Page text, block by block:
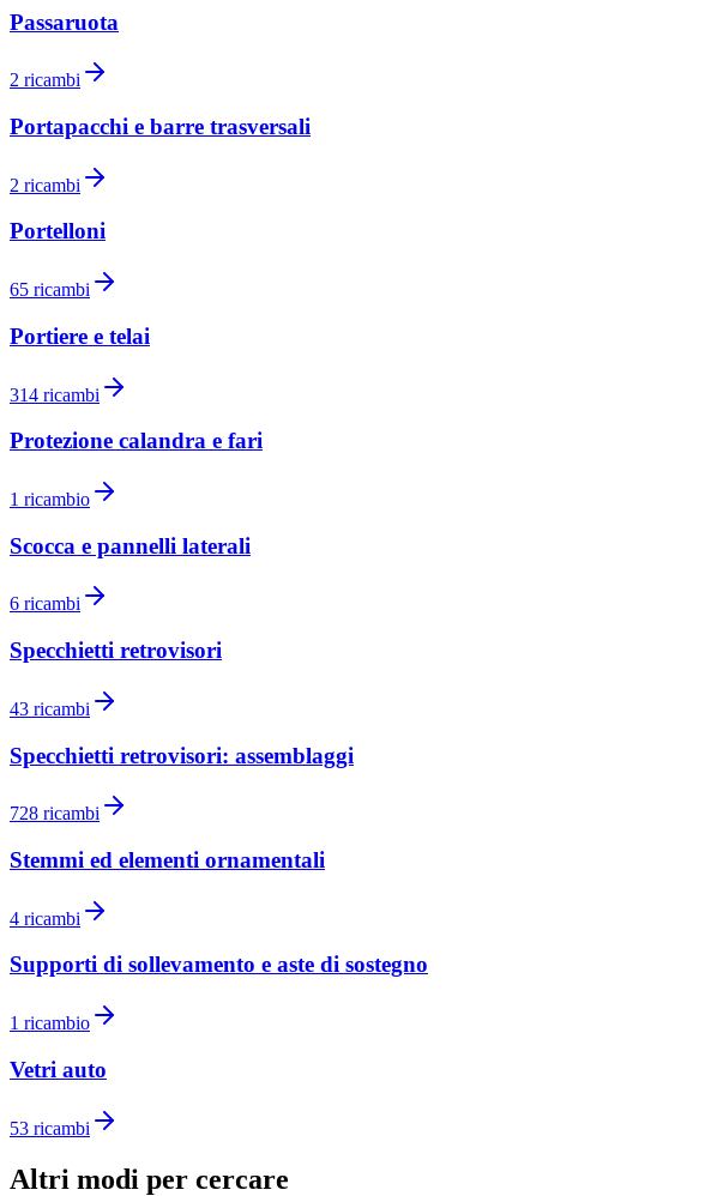
Passaruota
2 ricambi
Portapacchi e barre trasversali
2 ricambi
Portelloni
65 ricambi
Portiere e telai
314 ricambi
Protezione calandra e fari
1 ricambio
Scocca e pannelli laterali
6 ricambi
Specchietti retrovisori
43 ricambi
Specchietti retrovisori: assemblaggi
728 ricambi
Stemmi ed elementi ornamentali
4 ricambi
Supporti di sollevamento e aste di sostegno
1 ricambio
Vetri auto
53 ricambi
Altri modi per cercare